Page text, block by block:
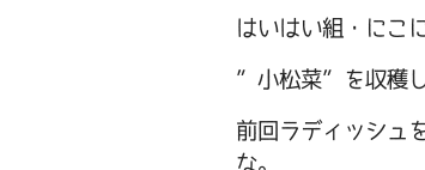
はいはい組・にこ
”小松菜”を収穫
前回ラディッシュ
な。